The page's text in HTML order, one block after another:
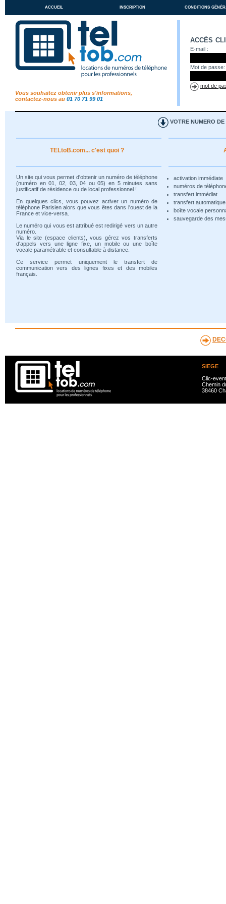
accueil inscription conditions
Vous souhaitez obtenir plus s'informations,
contactez-nous au 01 70 71 99 01
accès
E-mail :
Mot de passe:
mot de
VOTRE NUMERO DE
TELtoB.com... c'est quoi ?
Un site qui vous permet d'obtenir un numéro de téléphone
(numéro en 01, 02, 03, 04 ou 05) en 5 minutes sans
justificatif de résidence ou de local professionnel !
En quelques clics, vous pouvez activer un numéro de
téléphone Parisien alors que vous êtes dans l'ouest de la
France et vice-versa.
Le numéro qui vous est attribué est redirigé vers un autre
numéro.
Via le site (espace clients), vous gérez vos transferts
d'appels vers une ligne fixe, un mobile ou une boîte
vocale paramétrable et consultable à distance.
Ce service permet uniquement le transfert de
communication vers des lignes fixes et des mobiles
français.
activation immédiate
numéros de
transfert immédiat
transfert
boîte vocale
sauvegarde des
SIEGE
Clic-
Chemin
38460